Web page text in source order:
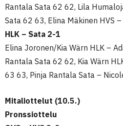
Rantala Sata 62 62, Lila
Sata 62 63, Elina Mäkinen HVS
HLK – Sata 2-1
Elina Joronen/Kia Wärn HLK –
Rantala Sata 62 62, Kia Wärn
63 63, Pinja Rantala Sata –
Mitaliottelut (10.5.)
Pronssiottelu